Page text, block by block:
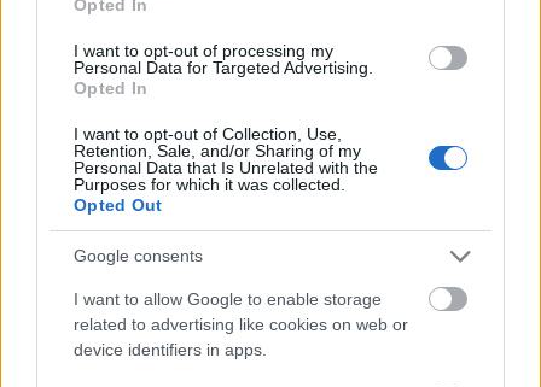
Opted In
I want to opt-out of processing my
Personal Data for Targeted Advertising.
Opted In
I want to opt-out of Collection, Use,
Retention, Sale, and/or Sharing of my
Personal Data that Is Unrelated with the
Purposes for which it was collected.
Opted Out
Google consents
I want to allow Google to enable storage
related to advertising like cookies on web or
device identifiers in apps.